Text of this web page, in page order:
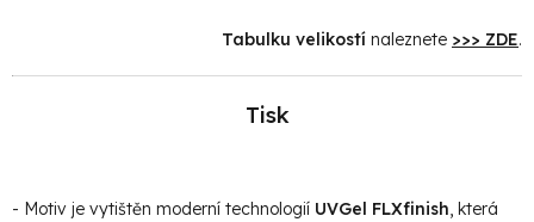
Tabulku velikostí naleznete >>> ZDE.
Tisk
- Motiv je vytištěn moderní technologií UVGel FLXfinish, která